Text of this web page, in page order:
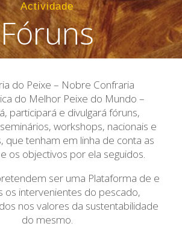
Actividade
Fóruns
do Peixe – Nobre Confraria
do Melhor Peixe do Mundo –
participará e divulgará fóruns,
workshops, nacionais e
que tenham em linha de conta as
os objectivos por ela seguidos.
ser uma Plataforma de e
os intervenientes do pescado,
nos valores da sustentabilidade
do mesmo.